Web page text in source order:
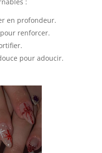
en profondeur.
renforcer.
pour adoucir.